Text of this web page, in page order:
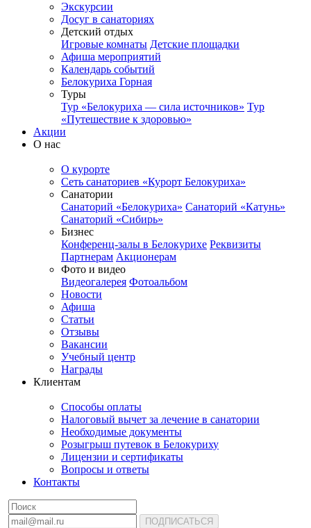
Экскурсии
Досуг в санаториях
Детский отдых
Игровые комнаты Детские площадки
Афиша мероприятий
Календарь событий
Белокуриха Горная
Туры
Тур «Белокуриха — сила источников» Тур
«Путешествие к здоровью»
Акции
О нас
О курорте
Сеть санаториев «Курорт Белокуриха»
Санатории
Санаторий «Белокуриха» Санаторий «Катунь»
Санаторий «Сибирь»
Бизнес
Конференц-залы в Белокурихе Реквизиты
Партнерам Акционерам
Фото и видео
Видеогалерея Фотоальбом
Новости
Афиша
Статьи
Отзывы
Вакансии
Учебный центр
Награды
Клиентам
Способы оплаты
Налоговый вычет за лечение в санатории
Необходимые документы
Розыгрыш путевок в Белокуриху
Лицензии и сертификаты
Вопросы и ответы
Контакты
ПОДПИСАТЬСЯ